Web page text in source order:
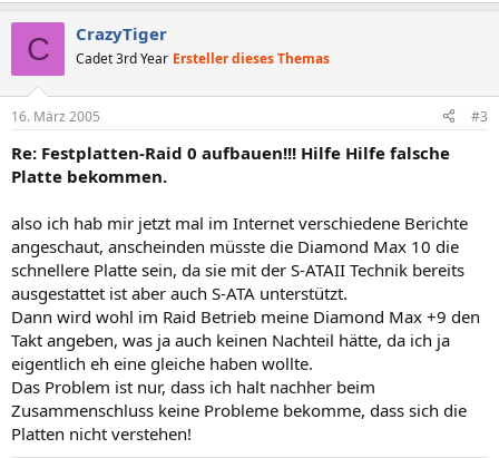
C CrazyTiger
Cadet 3rd Year Ersteller dieses Themas
16. März 2005 #3
Re: Festplatten-Raid 0 aufbauen!!! Hilfe Hilfe falsche
Platte bekommen.
also ich hab mir jetzt mal im Internet verschiedene Berichte
angeschaut, anscheinden müsste die Diamond Max 10 die
schnellere Platte sein, da sie mit der S-ATAII Technik bereits
ausgestattet ist aber auch S-ATA unterstützt.
Dann wird wohl im Raid Betrieb meine Diamond Max +9 den
Takt angeben, was ja auch keinen Nachteil hätte, da ich ja
eigentlich eh eine gleiche haben wollte.
Das Problem ist nur, dass ich halt nachher beim
Zusammenschluss keine Probleme bekomme, dass sich die
Platten nicht verstehen!